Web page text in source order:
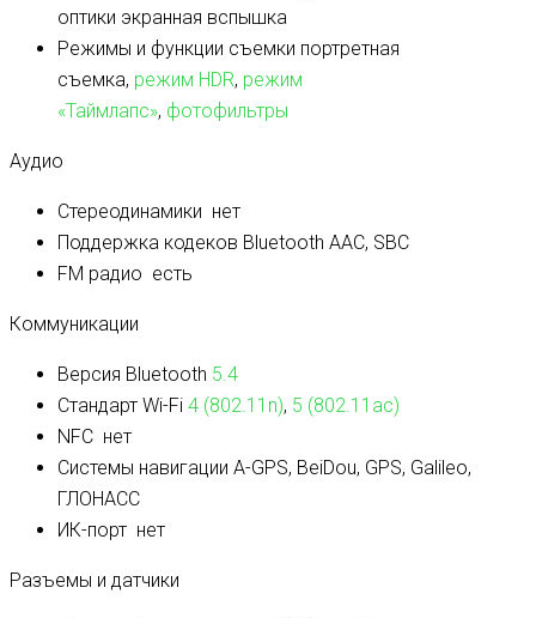
оптики экранная вспышка
Режимы и функции съемки портретная
съемка, режим HDR, режим
«Таймлапс», фотофильтры
Аудио
Стереодинамики нет
Поддержка кодеков Bluetooth AAC, SBC
FM радио есть
Коммуникации
Версия Bluetooth 5.4
Стандарт Wi-Fi 4 (802.11n), 5 (802.11ac)
NFC нет
Системы навигации A-GPS, BeiDou, GPS, Galileo,
ГЛОНАСС
ИК-порт нет
Разъемы и датчики